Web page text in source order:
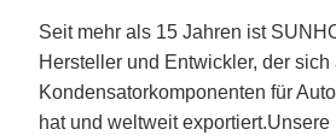
Seit mehr als 15 Jahren ist
Hersteller und Entwickler, der sich
Kondensatorkomponenten für
hat und weltweit